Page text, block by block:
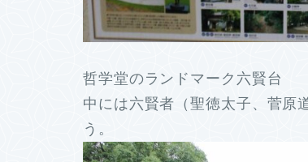
哲学堂のランドマーク六賢台
中には六賢者（聖徳太子、菅原
う。